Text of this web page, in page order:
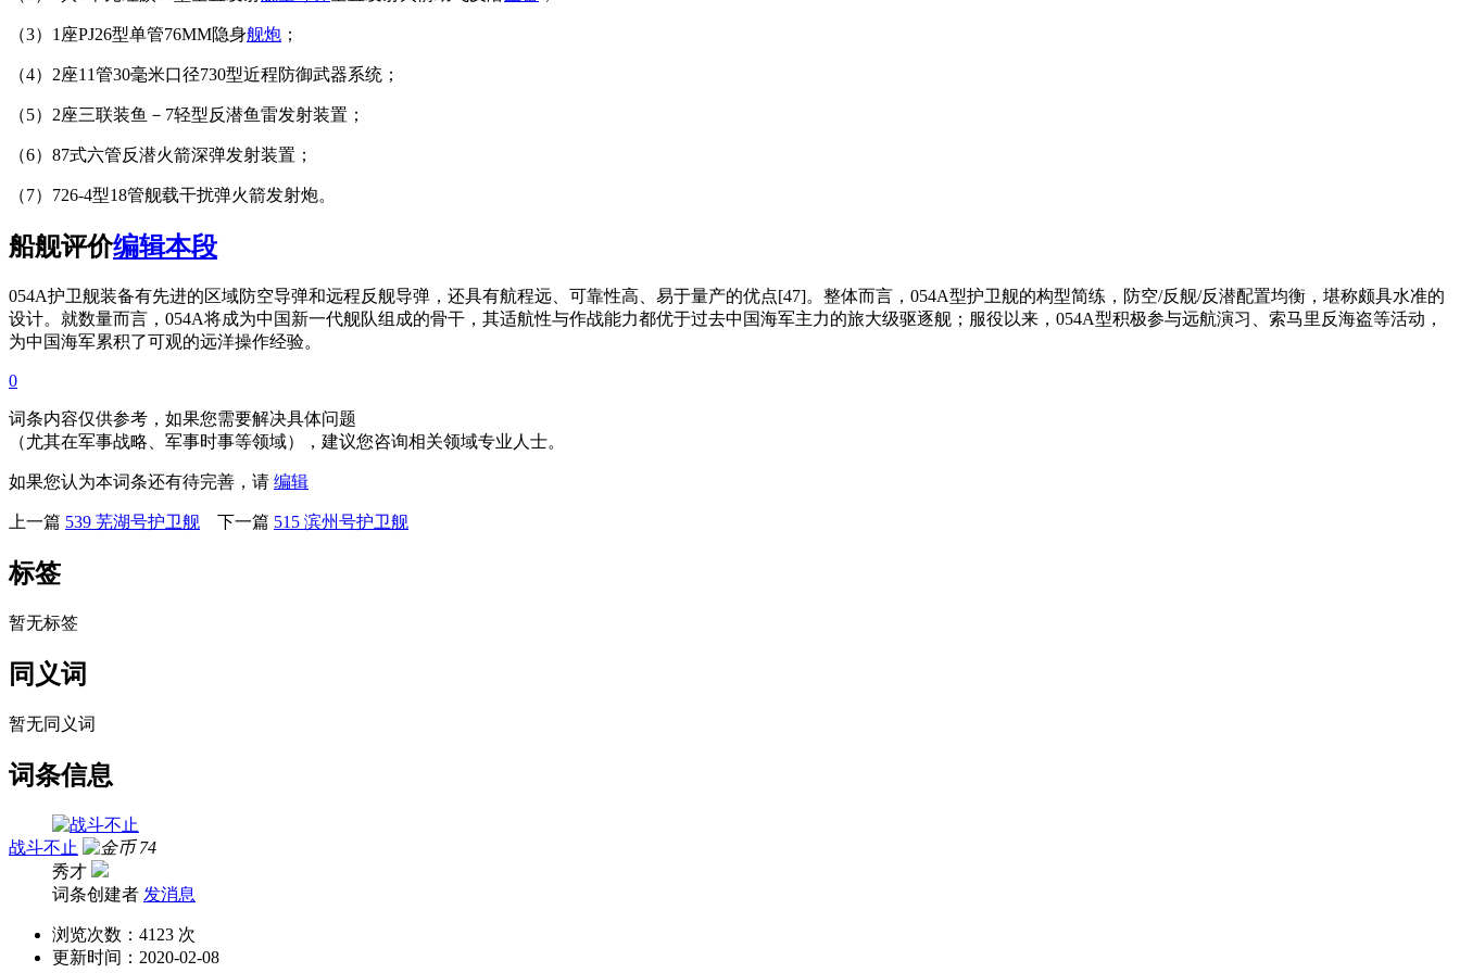
（3）1座PJ26型单管76MM隐身舰炮 ；
（4）2座11管30毫米口径730型近程防御武器系统；
（5）2座三联装鱼－7轻型反潜鱼雷发射装置；
（6）87式六管反潜火箭深弹发射装置；
（7）726-4型18管舰载干扰弹火箭发射炮。
船舰评价编辑本段
054A护卫舰装备有先进的区域防空导弹和远程反舰导弹，还具有航程远、可靠性高、易于量产的优点[47]。整体而言，054A型护卫舰的构型简练，防空/反舰/反潜配置均衡，堪称颇具水准的
设计。就数量而言，054A将成为中国新一代舰队组成的骨干，其适航性与作战能力都优于过去中国海军主力的旅大级驱逐舰；服役以来，054A型积极参与远航演习、索马里反海盗等活动，
为中国海军累积了可观的远洋操作经验。
0
词条内容仅供参考，如果您需要解决具体问题
（尤其在军事战略、军事时事等领域），建议您咨询相关领域专业人士。
如果您认为本词条还有待完善，请 编辑
上一篇 539 芜湖号护卫舰 下一篇 515 滨州号护卫舰
标签
暂无标签
同义词
暂无同义词
词条信息
战斗不止
74
秀才
词条创建者 发消息
浏览次数： 4123 次
更新时间： 2020-02-08